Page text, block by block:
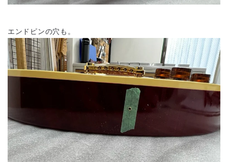
エンドピンの穴も。